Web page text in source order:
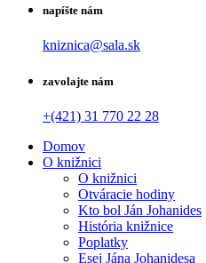
napíšte nám
kniznica@sala.sk
zavolajte nám
+(421) 31 770 22 28
Domov
O knižnici
O knižnici
Otváracie hodiny
Kto bol Ján Johanides
História knižnice
Poplatky
Esej Jána Johanidesa